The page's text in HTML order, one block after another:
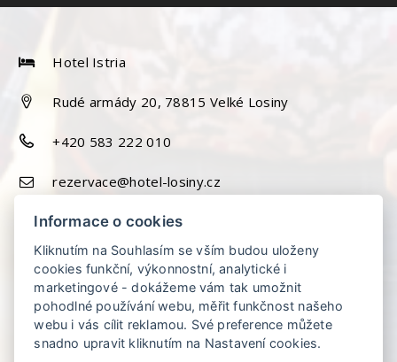
Hotel Istria
Rudé armády 20, 78815 Velké Losiny
+420 583 222 010
rezervace@hotel-losiny.cz
Informace o cookies
Kliknutím na Souhlasím se vším budou uloženy
cookies funkční, výkonnostní, analytické i
marketingové - dokážeme vám tak umožnit
pohodlné používání webu, měřit funkčnost našeho
webu i vás cílit reklamou. Své preference můžete
snadno upravit kliknutím na Nastavení cookies.